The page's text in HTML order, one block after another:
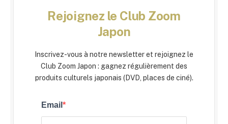
Rejoignez le Club Zoom
Japon
Inscrivez-vous à notre newsletter et rejoignez le
Club Zoom Japon : gagnez régulièrement des
produits culturels japonais (DVD, places de ciné).
Email